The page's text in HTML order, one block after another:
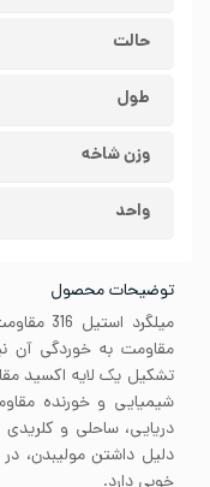
حالت
طول
وزن شاخه
واحد
توضیحات محصول
میلگرد
مقاومت به خوردگی آن
تشکیل یک لایه اکسید
شیمیایی و خورنده
دلیل داشتن مولیبدن،